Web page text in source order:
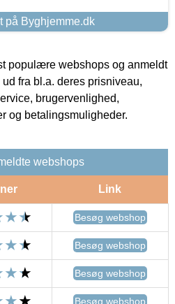
på Byghjemme.dk
populære webshops og anmeldt
fra bl.a. deres prisniveau,
brugervenlighed,
og betalingsmuligheder.
webshops
Link
Besøg webshop
Besøg webshop
Besøg webshop
Besøg webshop